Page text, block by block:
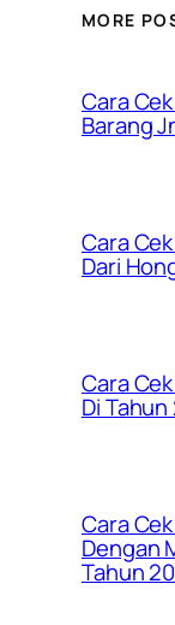
MORE
Cara
Barang
Cara
Dari
Cara
Di
Cara
Dengan
Tahun